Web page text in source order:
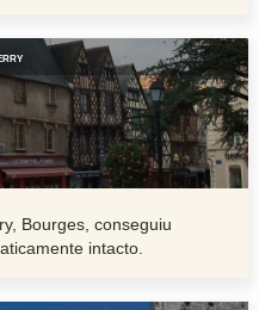
Bourges, conseguiu
intacto.